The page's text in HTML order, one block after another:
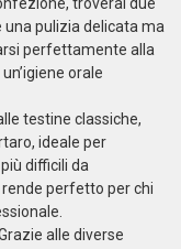
pulizia delicata ma
perfettamente alla
orale
testine classiche,
ideale per
difficili da
perfetto per chi
alle diverse